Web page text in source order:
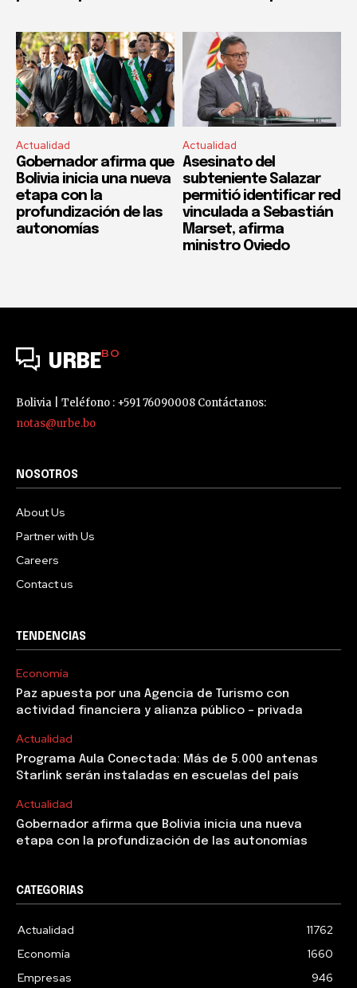
Actualidad
Gobernador afirma que
Bolivia inicia una nueva
etapa con la
profundización de las
autonomías
Actualidad
Asesinato del
subteniente Salazar
permitió identificar red
vinculada a Sebastián
Marset, afirma
ministro Oviedo
URBEBO
Bolivia | Teléfono : +591 76090008 Contáctanos:
notas@urbe.bo
NOSOTROS
About Us
Partner with Us
Careers
Contact us
TENDENCIAS
Economía
Paz apuesta por una Agencia de Turismo con
actividad financiera y alianza público – privada
Actualidad
Programa Aula Conectada: Más de 5.000 antenas
Starlink serán instaladas en escuelas del país
Actualidad
Gobernador afirma que Bolivia inicia una nueva
etapa con la profundización de las autonomías
CATEGORIAS
Actualidad
11762
Economía
1660
Empresas
946